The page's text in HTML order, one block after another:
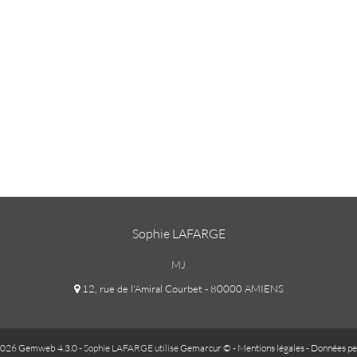
Sophie LAFARGE
MJ
12, rue de l'Amiral Courbet - 80000 AMIENS
Gemweb 4.3.0- Sophie LAFARGE utiliseGemarcur © - Mentions légales- Données